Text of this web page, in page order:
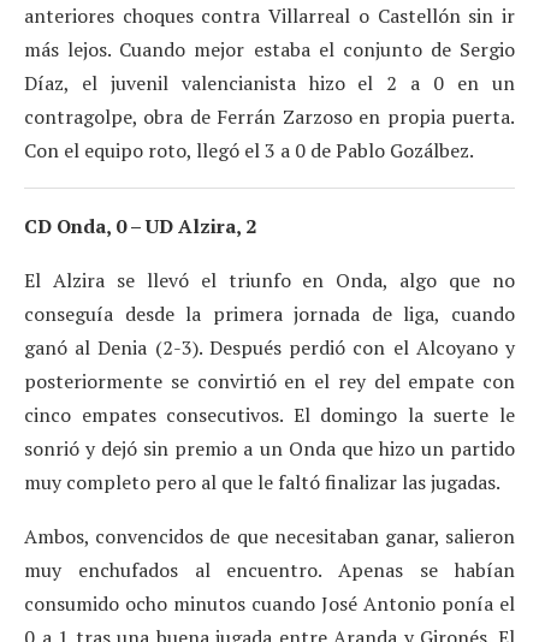
anteriores choques contra Villarreal o Castellón sin ir
más lejos. Cuando mejor estaba el conjunto de Sergio
Díaz, el juvenil valencianista hizo el 2 a 0 en un
contragolpe, obra de Ferrán Zarzoso en propia puerta.
Con el equipo roto, llegó el 3 a 0 de Pablo Gozálbez.
CD Onda, 0 – UD Alzira, 2
El Alzira se llevó el triunfo en Onda, algo que no
conseguía desde la primera jornada de liga, cuando
ganó al Denia (2-3). Después perdió con el Alcoyano y
posteriormente se convirtió en el rey del empate con
cinco empates consecutivos. El domingo la suerte le
sonrió y dejó sin premio a un Onda que hizo un partido
muy completo pero al que le faltó finalizar las jugadas.
Ambos, convencidos de que necesitaban ganar, salieron
muy enchufados al encuentro. Apenas se habían
consumido ocho minutos cuando José Antonio ponía el
0 a 1 tras una buena jugada entre Aranda y Gironés. El